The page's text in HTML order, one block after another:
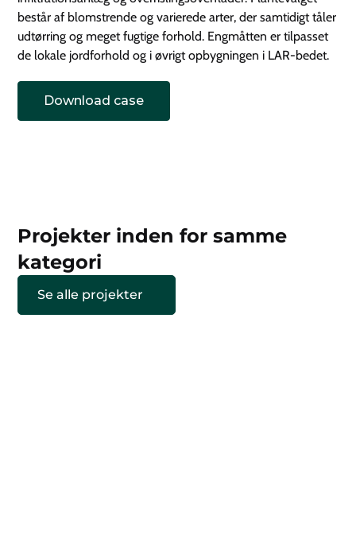
består af blomstrende og varierede arter, der samtidigt tåler
udtørring og meget fugtige forhold. Engmåtten er tilpasset
de lokale jordforhold og i øvrigt opbygningen i LAR-bedet.
Download case
Projekter inden for samme
kategori
Se alle projekter